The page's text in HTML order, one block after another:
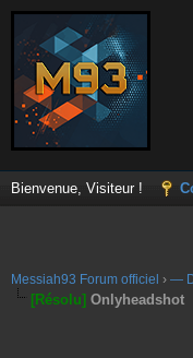
Bienvenue, Visiteur !
Messiah93 Forum officiel › —
[Résolu] Onlyheadshot